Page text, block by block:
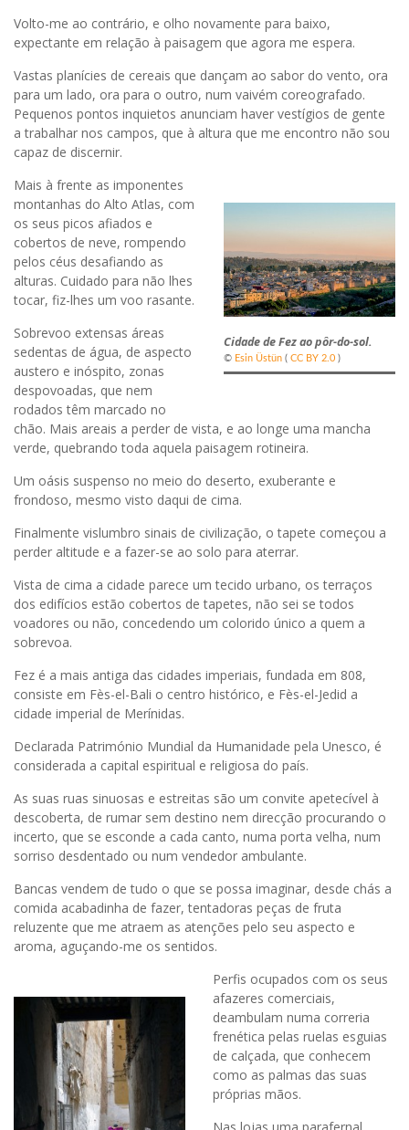
Volto-me ao contrário, e olho novamente para baixo,
expectante em relação à paisagem que agora me espera.
Vastas planícies de cereais que dançam ao sabor do vento, ora
para um lado, ora para o outro, num vaivém coreografado.
Pequenos pontos inquietos anunciam haver vestígios de gente
a trabalhar nos campos, que à altura que me encontro não sou
capaz de discernir.
Cidade de Fez ao pôr-do-sol.
© Esin Üstün( CC BY 2.0)
Mais à frente as imponentes
montanhas do Alto Atlas, com
os seus picos afiados e
cobertos de neve, rompendo
pelos céus desafiando as
alturas. Cuidado para não lhes
tocar, fiz-lhes um voo rasante.
Sobrevoo extensas áreas
sedentas de água, de aspecto
austero e inóspito, zonas
despovoadas, que nem
rodados têm marcado no
chão. Mais areais a perder de vista, e ao longe uma mancha
verde, quebrando toda aquela paisagem rotineira.
Um oásis suspenso no meio do deserto, exuberante e
frondoso, mesmo visto daqui de cima.
Finalmente vislumbro sinais de civilização, o tapete começou a
perder altitude e a fazer-se ao solo para aterrar.
Vista de cima a cidade parece um tecido urbano, os terraços
dos edifícios estão cobertos de tapetes, não sei se todos
voadores ou não, concedendo um colorido único a quem a
sobrevoa.
Fez é a mais antiga das cidades imperiais, fundada em 808,
consiste em Fès-el-Bali o centro histórico, e Fès-el-Jedid a
cidade imperial de Merínidas.
Declarada Património Mundial da Humanidade pela Unesco, é
considerada a capital espiritual e religiosa do país.
As suas ruas sinuosas e estreitas são um convite apetecível à
descoberta, de rumar sem destino nem direcção procurando o
incerto, que se esconde a cada canto, numa porta velha, num
sorriso desdentado ou num vendedor ambulante.
Bancas vendem de tudo o que se possa imaginar, desde chás a
comida acabadinha de fazer, tentadoras peças de fruta
reluzente que me atraem as atenções pelo seu aspecto e
aroma, aguçando-me os sentidos.
Perfis ocupados com os seus
afazeres comerciais,
deambulam numa correria
frenética pelas ruelas esguias
de calçada, que conhecem
como as palmas das suas
próprias mãos.